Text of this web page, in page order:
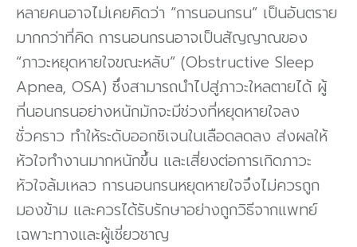
หลายคนอาจไม่เคยคิดว่า “การนอนกรน” เป็นอันตราย
มากกว่าที่คิด การนอนกรนอาจเป็นสัญญาณของ
“ภาวะหยุดหายใจขณะหลับ” (Obstructive Sleep
Apnea, OSA) ซึ่งสามารถนำไปสู่ภาวะใหลตายได้ ผู้
ที่นอนกรนอย่างหนักมักจะมีช่วงที่หยุดหายใจลง
ชั่วคราว ทำให้ระดับออกซิเจนในเลือดลดลง ส่งผลให้
หัวใจทำงานมากหนักขึ้น และเสี่ยงต่อการเกิดภาวะ
หัวใจล้มเหลว การนอนกรนหยุดหายใจจึงไม่ควรถูก
มองข้าม และควรได้รับรักษาอย่างถูกวิธีจากแพทย์
เฉพาะทางและผู้เชี่ยวชาญ